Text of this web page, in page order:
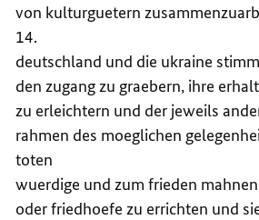
von kulturguetern
14.
deutschland und die ukraine
den zugang zu graebern, ihre
zu erleichtern und der jeweils
rahmen des moeglichen
toten
wuerdige und zum frieden
oder friedhoefe zu errichten und